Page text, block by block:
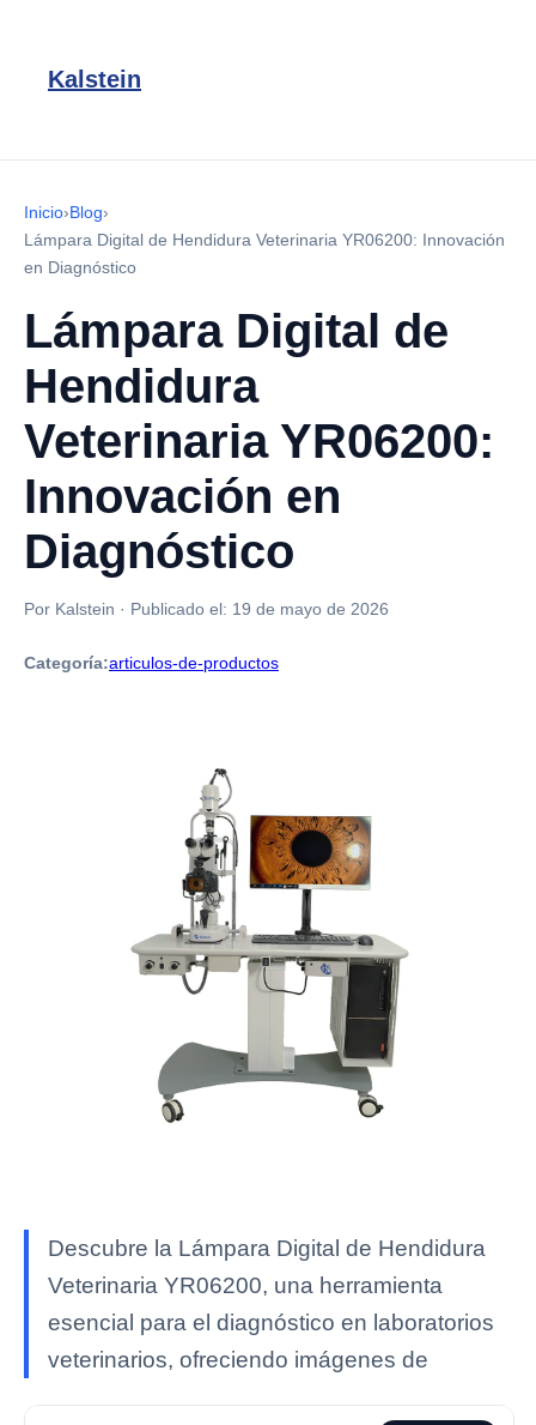
Kalstein
Inicio›Blog›
Lámpara Digital de Hendidura Veterinaria YR06200: Innovación
en Diagnóstico
Lámpara Digital de
Hendidura
Veterinaria YR06200:
Innovación en
Diagnóstico
Por Kalstein · Publicado el: 19 de mayo de 2026
Categoría:articulos-de-productos
Descubre la Lámpara Digital de Hendidura
Veterinaria YR06200, una herramienta
esencial para el diagnóstico en laboratorios
veterinarios, ofreciendo imágenes de